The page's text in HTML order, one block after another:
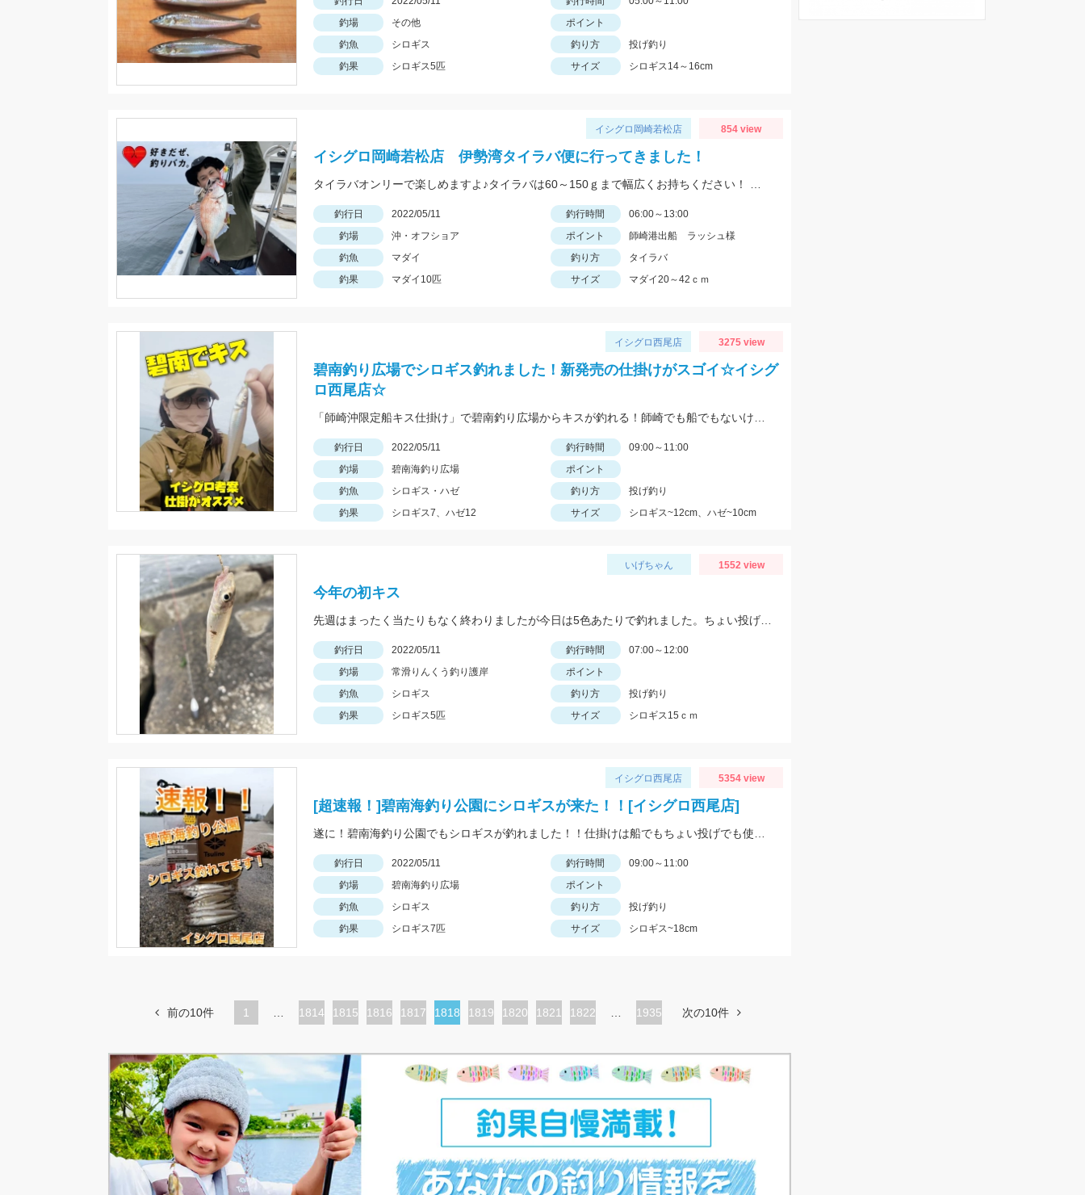
釣場
その他
ポイント
釣魚
シロギス 釣り方
投げ釣り
釣果
シロギス5匹 サイズ シロギス14～16cm
イシグロ岡崎若松店 854 view
イシグロ岡崎若松店 伊勢湾タイラバ便に行ってきました！
釣行日 2022/05/11 釣行時間
06:00～13:00
釣場
沖・オフショア ポイント
師崎港出船 ラッシュ様
釣魚
マダイ 釣り方
タイラバ
釣果
マダイ10匹 サイズ マダイ20～42ｃｍ
イシグロ西尾店 3275 view
碧南釣り広場でシロギス釣れました！新発売の仕掛けがスゴイ☆イシグ
ロ西尾店☆
釣行日 2022/05/11 釣行時間
09:00～11:00
釣場
碧南海釣り広場
ポイント
釣魚
シロギス・ハゼ 釣り方
投げ釣り
釣果
シロギス7、ハゼ12 サイズ シロギス~12cm、ハゼ~10cm
いげちゃん 1552 view
今年の初キス
釣行日 2022/05/11 釣行時間
07:00～12:00
釣場
常滑りんくう釣り護岸
ポイント
釣魚
シロギス 釣り方
投げ釣り
釣果
シロギス5匹 サイズ シロギス15ｃｍ
イシグロ西尾店 5354 view
[超速報！]碧南海釣り公園にシロギスが来た！！[イシグロ西尾店]
釣行日 2022/05/11 釣行時間
09:00～11:00
釣場
碧南海釣り広場
ポイント
釣魚
シロギス 釣り方
投げ釣り
釣果
シロギス7匹 サイズ シロギス~18cm
前の10件 1
ペ
1814
ペ
ジ
1815
ペ
1816
ペ
1817
カ
ト
ジ
1818
ペ
1819
ペ
1820
ペ
1821
ペ
1822 1935 次の10件